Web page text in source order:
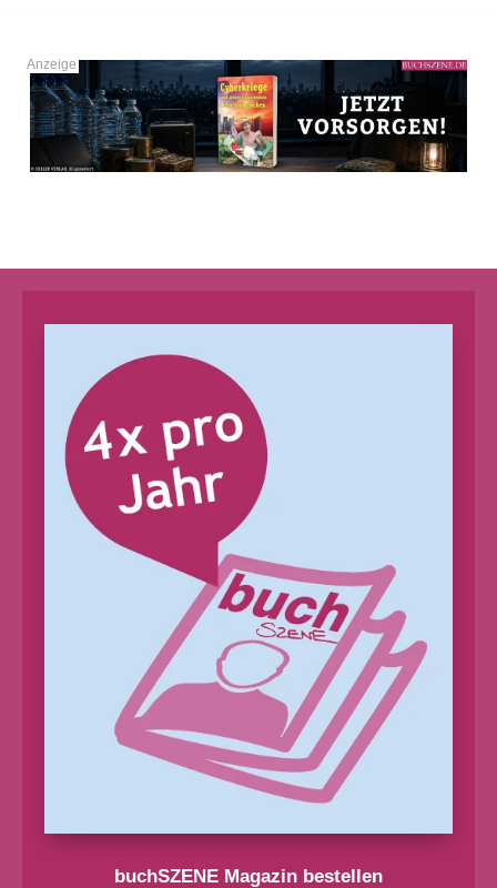
buchSZENE Magazin bestellen